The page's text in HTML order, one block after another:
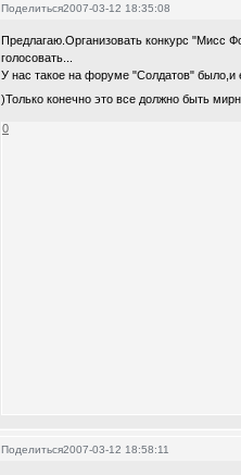
Поделиться2007-03-12 18:35:08
Предлагаю.Организовать конкурс "Мисс
голосовать...
У нас такое на форуме "Солдатов" было,и
)Только конечно это все должно быть
0
Поделиться2007-03-12 18:58:11